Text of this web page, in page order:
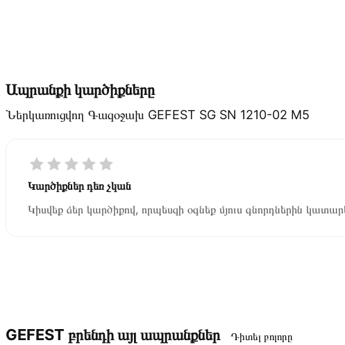
Ապրանքի կարծիքները
Ներկառուցվող Գազօջախ GEFEST SG SN 1210-02 M5
Կարծիքներ դեռ չկան
Կիսվեք ձեր կարծիքով, որպեսզի օգնեք մյուս գնորդներին
GEFEST բրենդի այլ ապրանքներ Դիտել բոլորը